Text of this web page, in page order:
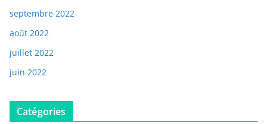
septembre 2022
août 2022
juillet 2022
juin 2022
Catégories